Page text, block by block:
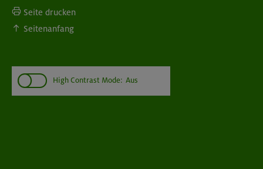
Seite drucken
Seitenanfang
High Contrast Mode: Aus